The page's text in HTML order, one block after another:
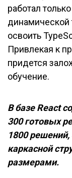
работал
динамической
освоить
Привлекая к
придется
обучение.
В базе React
300 готовых
1800 решений,
каркасной
размерами.